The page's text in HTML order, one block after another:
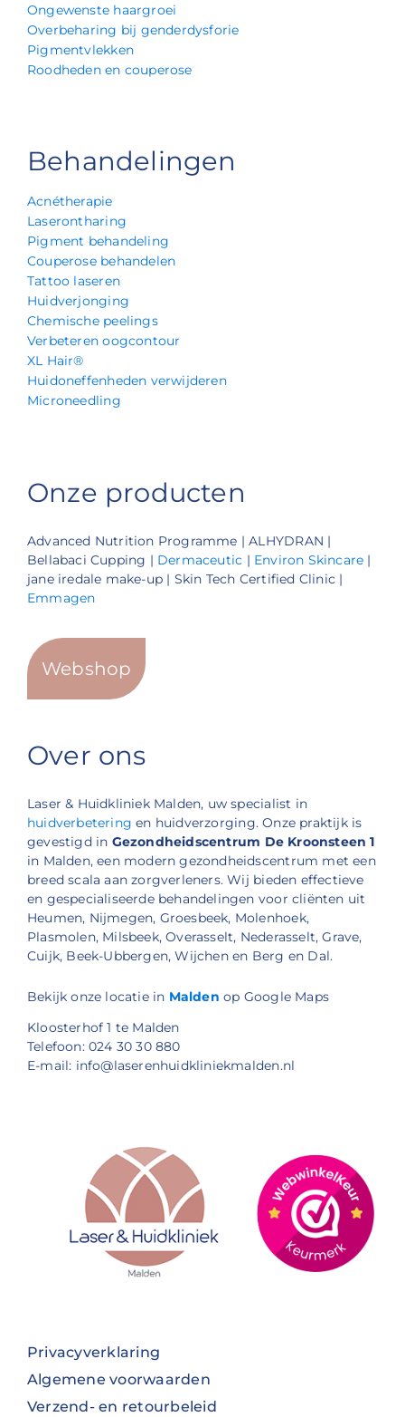
Ongewenste haargroei
Overbeharing bij genderdysforie
Pigmentvlekken
Roodheden en couperose
Behandelingen
Acnétherapie
Laserontharing
Pigment behandeling
Couperose behandelen
Tattoo laseren
Huidverjonging
Chemische peelings
Verbeteren oogcontour
XL Hair®
Huidoneffenheden verwijderen
Microneedling
Onze producten
Advanced Nutrition Programme | ALHYDRAN |
Bellabaci Cupping | Dermaceutic | Environ Skincare |
jane iredale make-up | Skin Tech Certified Clinic |
Emmagen
Webshop
Over ons
Laser & Huidkliniek Malden, uw specialist in
huidverbetering en huidverzorging. Onze praktijk is
gevestigd in Gezondheidscentrum De Kroonsteen 1
in Malden, een modern gezondheidscentrum met een
breed scala aan zorgverleners. Wij bieden effectieve
en gespecialiseerde behandelingen voor cliënten uit
Heumen, Nijmegen, Groesbeek, Molenhoek,
Plasmolen, Milsbeek, Overasselt, Nederasselt, Grave,
Cuijk, Beek-Ubbergen, Wijchen en Berg en Dal.
Bekijk onze locatie in Malden op Google Maps
Kloosterhof 1 te Malden
Telefoon: 024 30 30 880
E-mail: info@laserenhuidkliniekmalden.nl
Privacyverklaring
Algemene voorwaarden
Verzend- en retourbeleid